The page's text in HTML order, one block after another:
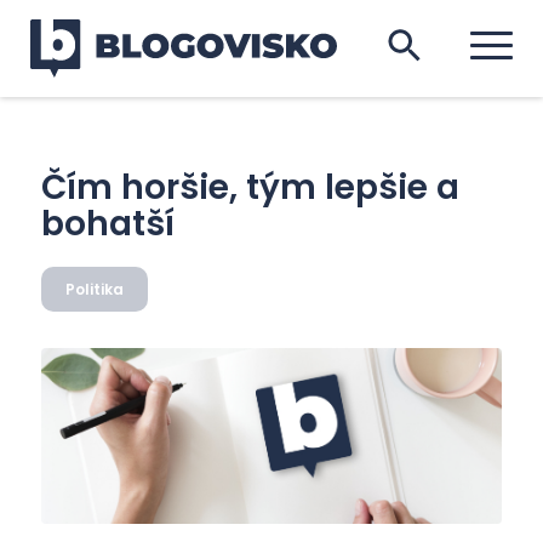
Čím horšie, tým lepšie a
bohatší
Politika